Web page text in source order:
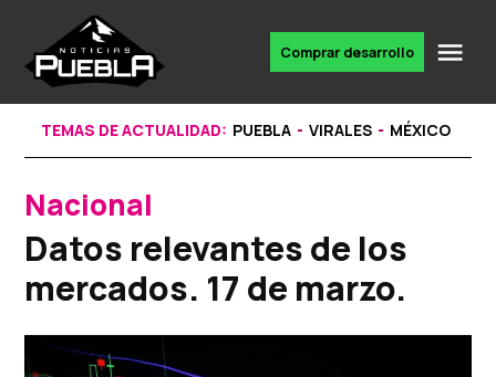
content
noticias
Comprar desarrollo
TEMAS DE ACTUALIDAD: PUEBLA VIRALES MÉXICO
POSTED
IN
Nacional
Datos relevantes de los
mercados. 17 de marzo.